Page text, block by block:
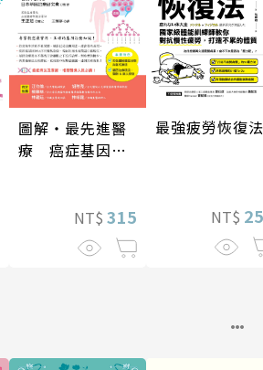
圖解‧最先進醫
療 癌症基因療
NT$ 315
最強疲勞恢復法
NT$